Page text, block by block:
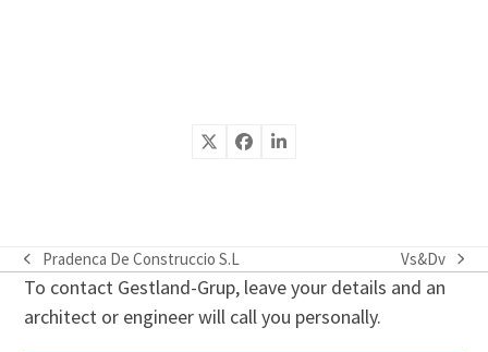
previous
post:
Pradenca De Construccio S.L
next
post:
Vs&Dv
To contact Gestland-Grup, leave your details and an
architect or engineer will call you personally.